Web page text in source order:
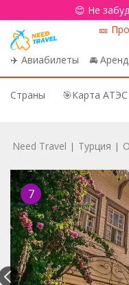
😊 Не
✈️ Авиабилеты 🚘
🎫
Страны 🎯Карта АТЭС
Need Travel | Турция |
7